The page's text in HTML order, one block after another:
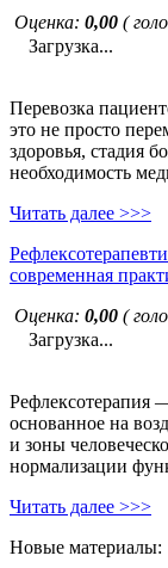
Оценка: 0,00 (
Загрузка...
Перевозка
это не просто
здоровья, стадия
необходимость
Читать далее >>>
современная
Оценка: 0,00 (
Загрузка...
Рефлексотерапия
основанное на
и зоны
нормализации
Читать далее >>>
Новые материалы: